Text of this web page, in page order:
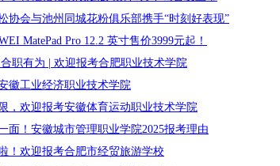
协会与池州同城花粉俱乐部携手“时刻好表现”
MatePad Pro 12.2 英寸售价3999元起！
职有为 | 欢迎报考合肥职业技术学院
徽工业经济职业技术学院
，欢迎报考安徽体育运动职业技术学院
面！安徽城市管理职业学院2025报考理由
！欢迎报考合肥市经贸旅游学校